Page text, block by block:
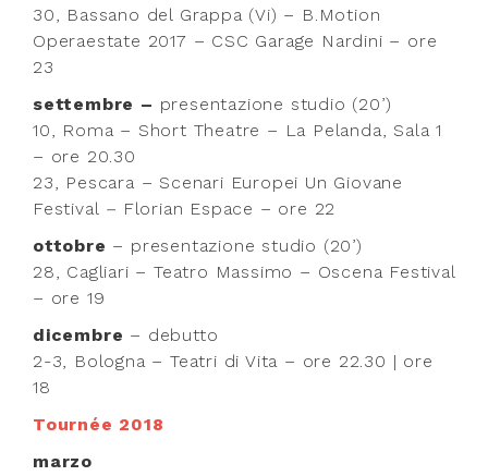
30, Bassano del Grappa (Vi) – B.Motion
Operaestate 2017 – CSC Garage Nardini – ore
23
settembre – presentazione studio (20’)
10, Roma – Short Theatre ­– La Pelanda, Sala 1
– ore 20.30
23, Pescara – Scenari Europei Un Giovane
Festival – Florian Espace – ore 22
ottobre – presentazione studio (20’)
28, Cagliari – Teatro Massimo – Oscena Festival
– ore 19
dicembre – debutto
2-3, Bologna – Teatri di Vita – ore 22.30 | ore
18
Tournée 2018
marzo